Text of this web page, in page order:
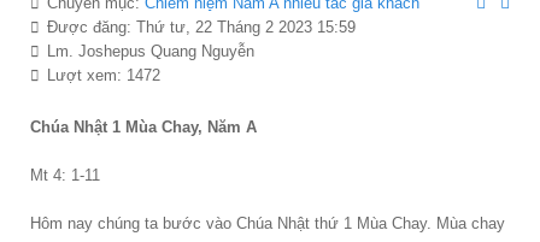
Chuyên mục: Chiêm niệ̣m Năm A nhiều tác giả khách
Được đăng: Thứ tư, 22 Tháng 2 2023 15:59
Lm. Joshepus Quang Nguyễn
Lượt xem: 1472
Chúa Nhật 1 Mùa Chay, Năm A
Mt 4: 1-11
Hôm nay chúng ta bước vào Chúa Nhật thứ 1 Mùa Chay. Mùa chay